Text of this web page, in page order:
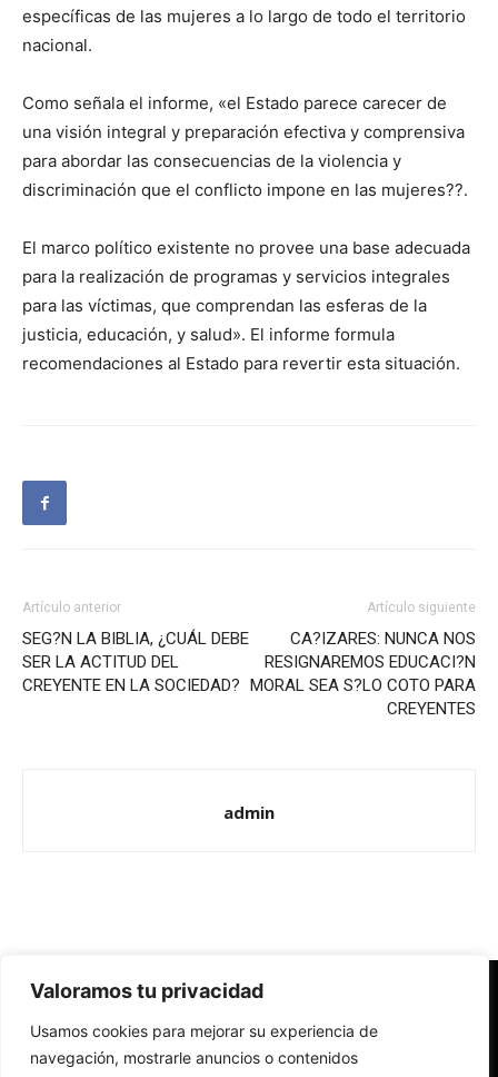
Valoramos tu privacidad
Usamos cookies para mejorar su experiencia de
navegación, mostrarle anuncios o contenidos
específicas de las mujeres a lo largo de todo el territorio
nacional.
Como señala el informe, «el Estado parece carecer de
una visión integral y preparación efectiva y comprensiva
para abordar las consecuencias de la violencia y
discriminación que el conflicto impone en las mujeres??.
El marco político existente no provee una base adecuada
para la realización de programas y servicios integrales
para las víctimas, que comprendan las esferas de la
justicia, educación, y salud». El informe formula
recomendaciones al Estado para revertir esta situación.
Artículo anterior
SEG?N LA BIBLIA, ¿CUÁL DEBE
SER LA ACTITUD DEL
CREYENTE EN LA SOCIEDAD?
Artículo siguiente
CA?IZARES: NUNCA NOS
RESIGNAREMOS EDUCACI?N
MORAL SEA S?LO COTO PARA
CREYENTES
admin
Redes Cristianas
Una mirada alternativa sobre la Iglesia católica y la sociedad
- Colectivos de Redes Cristianas